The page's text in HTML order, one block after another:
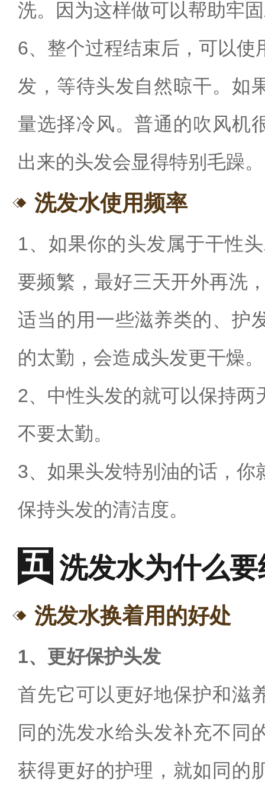
洗。因为这样做可以帮助牢
6、整个过程结束后，可以使
发，等待头发自然晾干。如
量选择冷风。普通的吹风机
出来的头发会显得特别毛躁。
洗发水使用频率
1、如果你的头发属于干性
要频繁，最好三天开外再洗
适当的用一些滋养类的、护
的太勤，会造成头发更干燥。
2、中性头发的就可以保持两
不要太勤。
3、如果头发特别油的话，你
保持头发的清洁度。
洗发水为什么
洗发水换着用的好处
1、更好保护头发
首先它可以更好地保护和滋
同的洗发水给头发补充不同
获得更好的护理，就如同的